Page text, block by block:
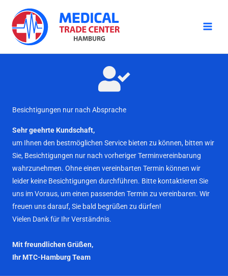
Inhalt
springen
Besichtigungen nur nach Absprache
Sehr geehrte Kundschaft,
um Ihnen den bestmöglichen Service bieten zu können, bitten wir
Sie, Besichtigungen nur nach vorheriger Terminvereinbarung
wahrzunehmen. Ohne einen vereinbarten Termin können wir
leider keine Besichtigungen durchführen. Bitte kontaktieren Sie
uns im Voraus, um einen passenden Termin zu vereinbaren. Wir
freuen uns darauf, Sie bald begrüßen zu dürfen!
Vielen Dank für Ihr Verständnis.
Mit freundlichen Grüßen,
Ihr MTC-Hamburg Team